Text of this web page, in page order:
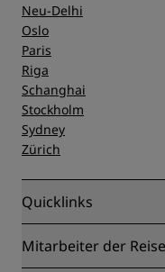
Neu-Delhi
Oslo
Paris
Riga
Schanghai
Stockholm
Sydney
Zürich
Quicklinks
Radisson Rewards
Mitarbeiter der